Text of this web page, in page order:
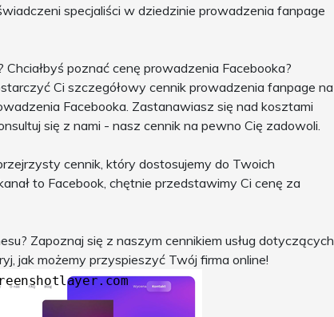
specjaliści w dziedzinie prowadzenia fanpage
poznać cenę prowadzenia Facebooka?
Ci szczegółowy cennik prowadzenia fanpage na
Facebooka. Zastanawiasz się nad kosztami
się z nami - nasz cennik na pewno Cię zadowoli.
cennik, który dostosujemy do Twoich
to Facebook, chętnie przedstawimy Ci cenę za
Zapoznaj się z naszym cennikiem usług dotyczących
jak możemy przyspieszyć Twój firma online!